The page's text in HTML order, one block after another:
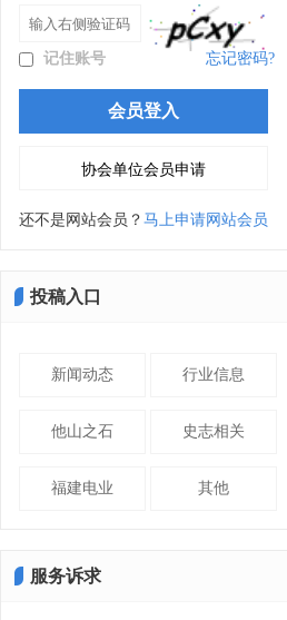
记住账号 忘记密码?
还不是网站会员？ 马上申请网站会员
投稿入口
新闻动态 行业信息
他山之石 史志相关
福建电业 其他
服务诉求